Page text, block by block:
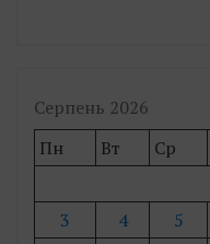
Серпень 2026
Пн
Вт Ср
3
4 5